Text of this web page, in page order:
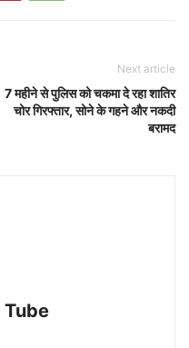
Next article
7 महीने से पुलिस को चकमा दे रहा शातिर
चोर गिरफ्तार, सोने के गहने और नकदी
बरामद
Tube